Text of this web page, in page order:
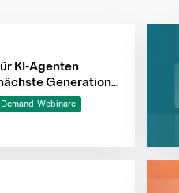
KI‑Agenten
Generation
gestalten und
Webinare